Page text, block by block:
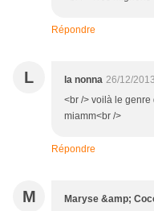
Répondre
L la nonna 26/12/
<br /> voilà le
miamm<br />
Répondre
M Maryse &amp;